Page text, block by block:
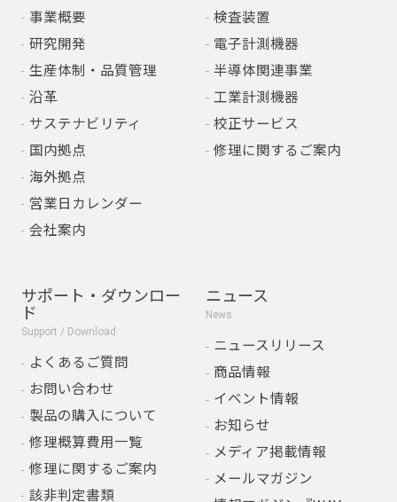
事業概要
研究開発
生産体制・品質管理
沿革
サステナビリティ
国内拠点
海外拠点
営業日カレンダー
会社案内
検査装置
電子計測機器
半導体関連事業
工業計測機器
校正サービス
修理に関するご案内
サポート・ダウンロー
ド
Support / Download
よくあるご質問
お問い合わせ
製品の購入について
修理概算費用一覧
修理に関するご案内
該非判定書類
ニュース
News
ニュースリリース
商品情報
イベント情報
お知らせ
メディア掲載情報
メールマガジン